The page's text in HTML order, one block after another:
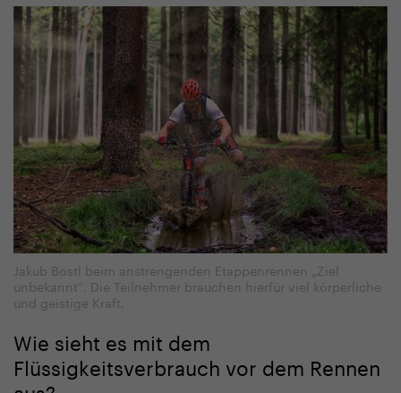
Jakub Bostl beim anstrengenden Etappenrennen „Ziel
unbekannt“. Die Teilnehmer brauchen hierfür viel körperliche
und geistige Kraft.
Wie sieht es mit dem
Flüssigkeitsverbrauch vor dem Rennen